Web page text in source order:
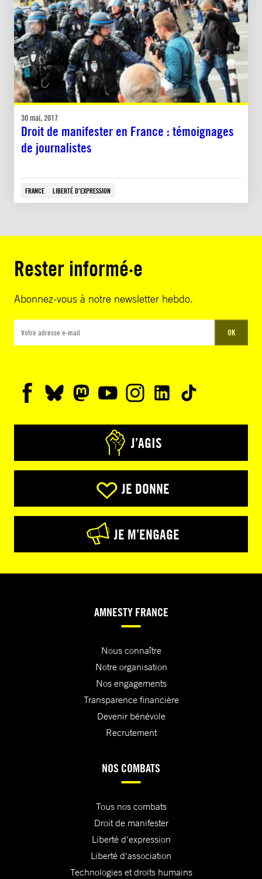
30 mai, 2017
Droit de manifester en France : témoignages
de journalistes
FRANCE LIBERTÉ D'EXPRESSION
Rester informé·e
Abonnez-vous à notre newsletter hebdo.
OK
J’AGIS
JE DONNE
JE M’ENGAGE
AMNESTY FRANCE
Nous connaître
Notre organisation
Nos engagements
Transparence financière
Devenir bénévole
Recrutement
NOS COMBATS
Tous nos combats
Droit de manifester
Liberté d'expression
Liberté d'association
Technologies et droits humains